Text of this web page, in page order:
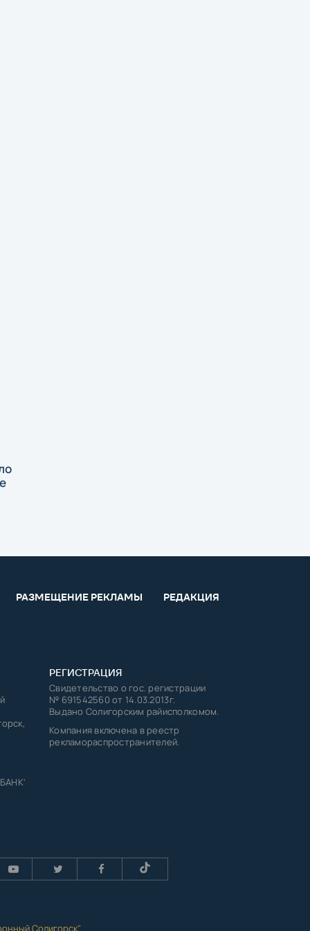
РАЗМЕЩЕНИЕ РЕКЛАМЫ РЕДАКЦИЯ
РЕГИСТРАЦИЯ
Свидетельство о гос. регистрации
№ 691542560 от 14.03.2013г.
Выдано Солигорским райисполкомом.
Компания включена в реестр
рекламораспространителей.
Солигорск".